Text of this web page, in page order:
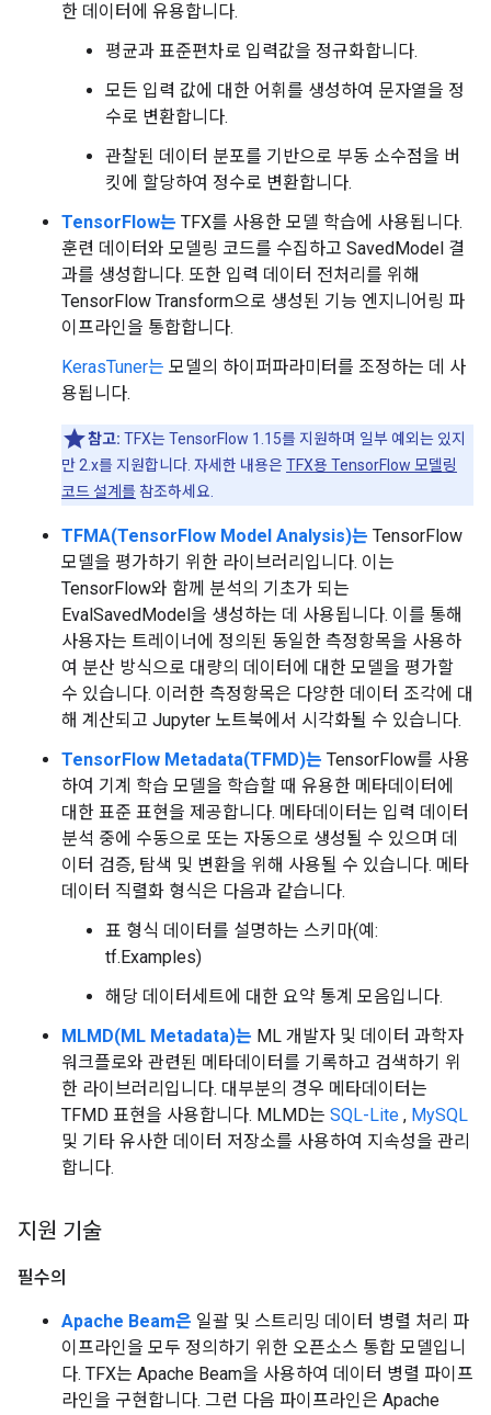
한 데이터에 유용합니다.
평균과 표준편차로 입력값을 정규화합니다.
모든 입력 값에 대한 어휘를 생성하여 문자열을 정
수로 변환합니다.
관찰된 데이터 분포를 기반으로 부동 소수점을 버
킷에 할당하여 정수로 변환합니다.
TensorFlow는 TFX를 사용한 모델 학습에 사용됩니다.
훈련 데이터와 모델링 코드를 수집하고 SavedModel 결
과를 생성합니다. 또한 입력 데이터 전처리를 위해
TensorFlow Transform으로 생성된 기능 엔지니어링 파
이프라인을 통합합니다.
KerasTuner는 모델의 하이퍼파라미터를 조정하는 데 사
용됩니다.
참고: TFX는 TensorFlow 1.15를 지원하며 일부 예외는 있지
만 2.x를 지원합니다. 자세한 내용은TFX용 TensorFlow 모델링
코드 설계를 참조하세요.
TFMA(TensorFlow Model Analysis)는 TensorFlow
모델을 평가하기 위한 라이브러리입니다. 이는
TensorFlow와 함께 분석의 기초가 되는
EvalSavedModel을 생성하는 데 사용됩니다. 이를 통해
사용자는 트레이너에 정의된 동일한 측정항목을 사용하
여 분산 방식으로 대량의 데이터에 대한 모델을 평가할
수 있습니다. 이러한 측정항목은 다양한 데이터 조각에 대
해 계산되고 Jupyter 노트북에서 시각화될 수 있습니다.
TensorFlow Metadata(TFMD)는 TensorFlow를 사용
하여 기계 학습 모델을 학습할 때 유용한 메타데이터에
대한 표준 표현을 제공합니다. 메타데이터는 입력 데이터
분석 중에 수동으로 또는 자동으로 생성될 수 있으며 데
이터 검증, 탐색 및 변환을 위해 사용될 수 있습니다. 메타
데이터 직렬화 형식은 다음과 같습니다.
표 형식 데이터를 설명하는 스키마(예:
tf.Examples)
해당 데이터세트에 대한 요약 통계 모음입니다.
MLMD(ML Metadata)는 ML 개발자 및 데이터 과학자
워크플로와 관련된 메타데이터를 기록하고 검색하기 위
한 라이브러리입니다. 대부분의 경우 메타데이터는
TFMD 표현을 사용합니다. MLMD는 SQL-Lite , MySQL
및 기타 유사한 데이터 저장소를 사용하여 지속성을 관리
합니다.
지원 기술
필수의
Apache Beam은 일괄 및 스트리밍 데이터 병렬 처리 파
이프라인을 모두 정의하기 위한 오픈소스 통합 모델입니
다. TFX는 Apache Beam을 사용하여 데이터 병렬 파이프
라인을 구현합니다. 그런 다음 파이프라인은 Apache